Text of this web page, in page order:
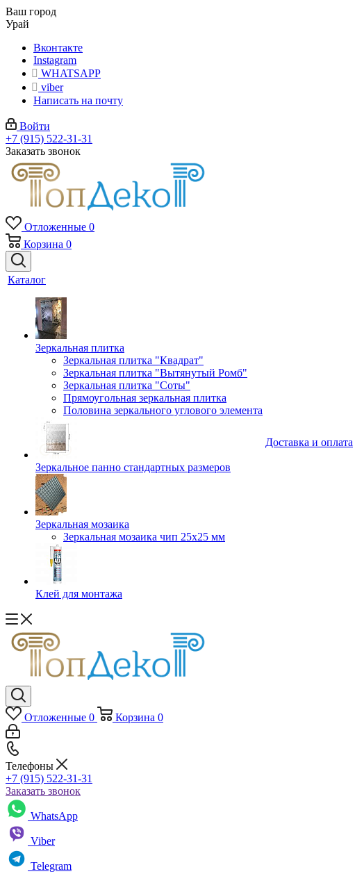
Ваш город
Урай
Вконтакте
Instagram
WHATSAPP
viber
Написать на почту
Войти
+7 (915) 522-31-31
Заказать звонок
Отложенные 0
Корзина 0
Каталог
Зеркальная плитка
Зеркальная плитка "Квадрат"
Зеркальная плитка "Вытянутый Ромб"
Зеркальная плитка "Соты"
Прямоугольная зеркальная плитка
Половина зеркального углового элемента
Зеркальное панно стандартных размеров
Зеркальная мозаика
Зеркальная мозаика чип 25х25 мм
Клей для монтажа
Доставка и оплата
Отложенные 0 Корзина 0
Телефоны
+7 (915) 522-31-31
Заказать звонок
WhatsApp
Viber
Telegram